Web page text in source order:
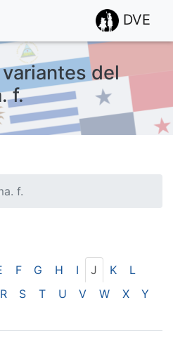
DVE
del
f.
f.
estadísticas de las visitas.
F G H I J K
L
R S T U V W X
Y